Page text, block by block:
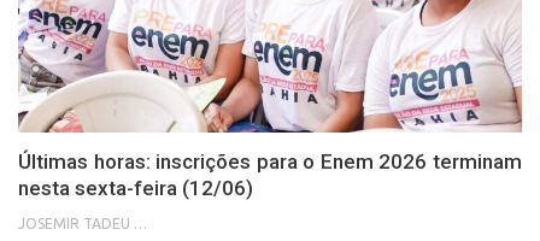
Últimas horas: inscrições para o Enem 2026 terminam
nesta sexta-feira (12/06)
JOSEMIR TADEU FONSECA